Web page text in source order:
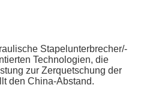
Stapelunterbrecher/-
Technologien, die
zur Zerquetschung der
den China-Abstand.